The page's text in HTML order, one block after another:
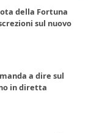
della Fortuna
sul nuovo
a dire sul
in diretta